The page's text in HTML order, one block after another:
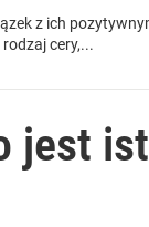
z ich
cery,...
jest